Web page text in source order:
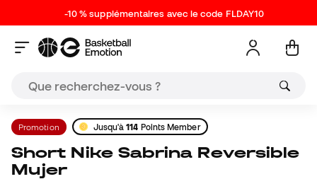
-10 % supplémentaires avec le code FLDAY10
Promotion Jusqu'à114 Points Member
Short Nike Sabrina Reversible
Mujer